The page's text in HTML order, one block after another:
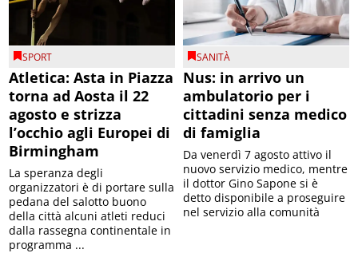
SPORT
Atletica: Asta in Piazza
torna ad Aosta il 22
agosto e strizza
l’occhio agli Europei di
Birmingham
La speranza degli
organizzatori è di portare sulla
pedana del salotto buono
della città alcuni atleti reduci
dalla rassegna continentale in
programma ...
SANITÀ
Nus: in arrivo un
ambulatorio per i
cittadini senza medico
di famiglia
Da venerdì 7 agosto attivo il
nuovo servizio medico, mentre
il dottor Gino Sapone si è
detto disponibile a proseguire
nel servizio alla comunità